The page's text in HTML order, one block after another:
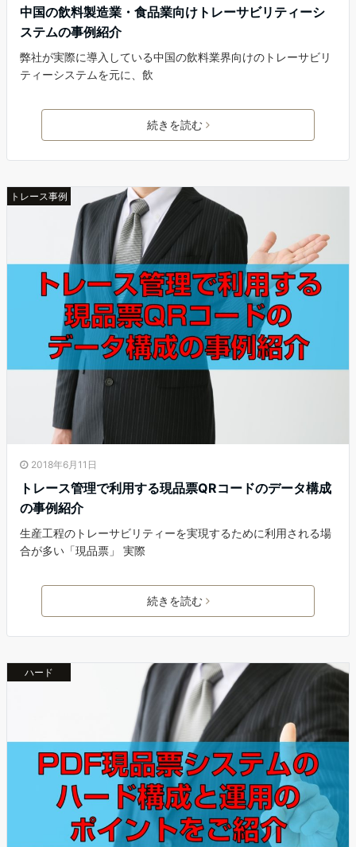
中国の飲料製造業・食品業向けトレーサビリティーシ
ステムの事例紹介
弊社が実際に導入している中国の飲料業界向けのトレーサビリ
ティーシステムを元に、飲
続きを読む
トレース事例
2018年6月11日
トレース管理で利用する現品票QRコードのデータ構成
の事例紹介
生産工程のトレーサビリティーを実現するために利用される場
合が多い「現品票」 実際
続きを読む
ハード